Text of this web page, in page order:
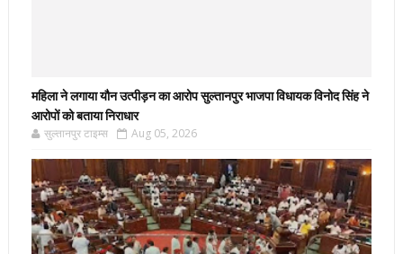
महिला ने लगाया यौन उत्पीड़न का आरोप सुल्तानपुर भाजपा विधायक विनोद सिंह ने
आरोपों को बताया निराधार
सुल्तानपुर टाइम्स Aug 05, 2026